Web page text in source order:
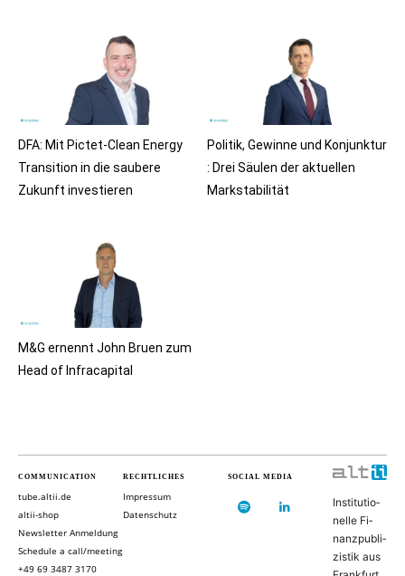
DFA: Mit Pictet-Clean Energy
Transition in die saubere
Zukunft investieren
Politik, Gewinne und Konjunktur
: Drei Säulen der aktuellen
Markstabilität
M&G ernennt John Bruen zum
Head of Infracapital
COMMUNICATION
tube.altii.de
altii-shop
Newsletter Anmeldung
Schedule a call/meeting
+49 69 3487 3170
RECHTLICHES
Impressum
Datenschutz
SOCIAL MEDIA
In­sti­tu­ti­o­
nel­le Fi­
nanz­pu­bli­
zis­tik aus